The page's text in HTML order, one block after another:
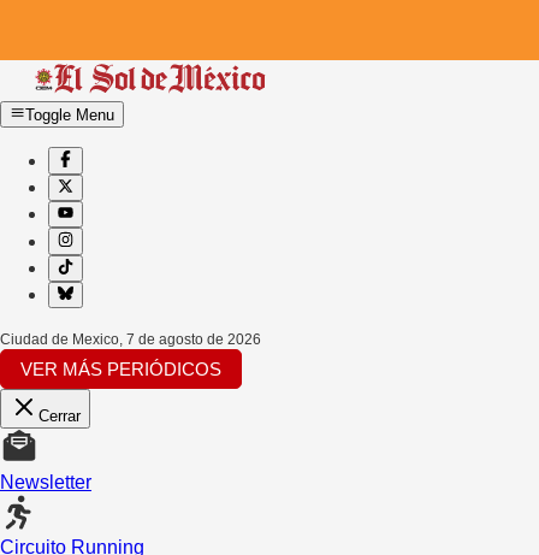
Toggle Menu
Ciudad de Mexico, 7 de agosto de 2026
VER MÁS PERIÓDICOS
Cerrar
Newsletter
Circuito Running